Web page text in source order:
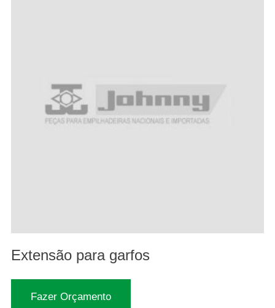
Extensão para garfos
Fazer Orçamento